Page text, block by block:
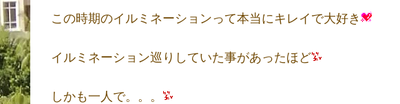
この時期のイルミネーションって本当にキレイで大好き
イルミネーション巡りしていた事があったほど
しかも一人で。。。